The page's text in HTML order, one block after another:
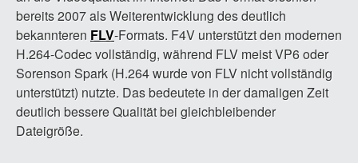
bereits 2007 als Weiterentwicklung des deutlich
bekannteren FLV-Formats. F4V unterstützt den modernen
H.264-Codec vollständig, während FLV meist VP6 oder
Sorenson Spark (H.264 wurde von FLV nicht vollständig
unterstützt) nutzte. Das bedeutete in der damaligen Zeit
deutlich bessere Qualität bei gleichbleibender
Dateigröße.